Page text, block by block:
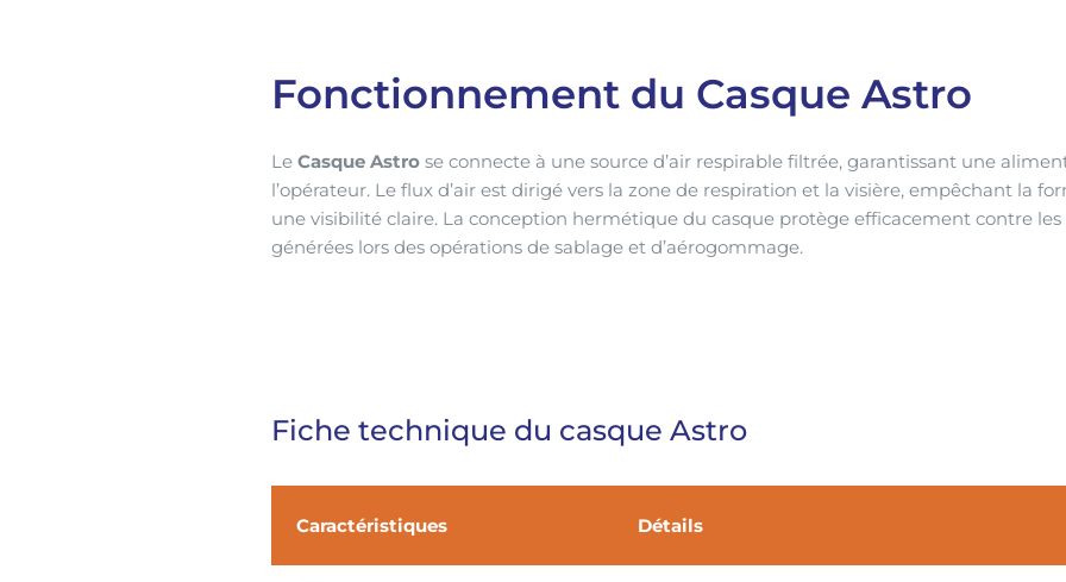
Fonctionnement du Casque Astro
LeCasque Astro se connecte à une source d’air respirable filtrée, garantissant une
l’opérateur. Le flux d’air est dirigé vers la zone de respiration et la visière, empêchant la
une visibilité claire. La conception hermétique du casque protège efficacement contre les
générées lors des opérations de sablage et d’aérogommage.
Fiche technique du casque Astro
Caractéristiques Détails